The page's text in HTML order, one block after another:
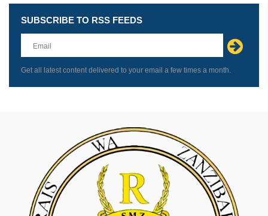
Leave
this
field
blank
SUBSCRIBE TO RSS FEEDS
Get all latest content delivered to your email a few times a month.